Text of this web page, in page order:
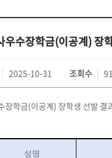
수장학금(이공계) 장
2025-10-31 조회수
학금(이공계) 장학생 선발 결
성명